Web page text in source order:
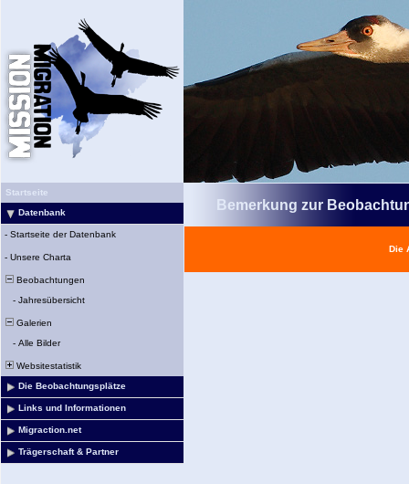
Startseite
Datenbank
- Startseite der Datenbank
- Unsere Charta
Beobachtungen
- Jahresübersicht
Galerien
- Alle Bilder
Websitestatistik
Die Beobachtungsplätze
Links und Informationen
Migraction.net
Trägerschaft & Partner
Bemerkung zur
Die